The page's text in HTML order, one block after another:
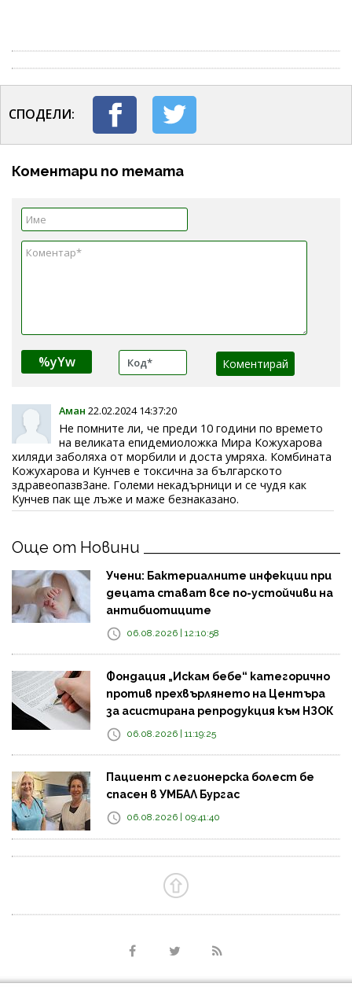
СПОДЕЛИ:
Коментари по темата
%yYw
Аман 22.02.2024 14:37:20
Не помните ли, че преди 10 години по времето
на великата епидемиоложка Мира Кожухарова
хиляди заболяха от морбили и доста умряха. Комбината
Кожухарова и Кунчев е токсична за българското
здравеопазв3ане. Големи некадърници и се чудя как
Кунчев пак ще лъже и маже безнаказано.
Още от Новини
Учени: Бактериалните инфекции при
децата стават все по-устойчиви на
антибиотиците
06.08.2026 | 12:10:58
Фондация „Искам бебе“ категорично
против прехвърлянето на Центъра
за асистирана репродукция към НЗОК
06.08.2026 | 11:19:25
Пациент с легионерска болест бе
спасен в УМБАЛ Бургас
06.08.2026 | 09:41:40